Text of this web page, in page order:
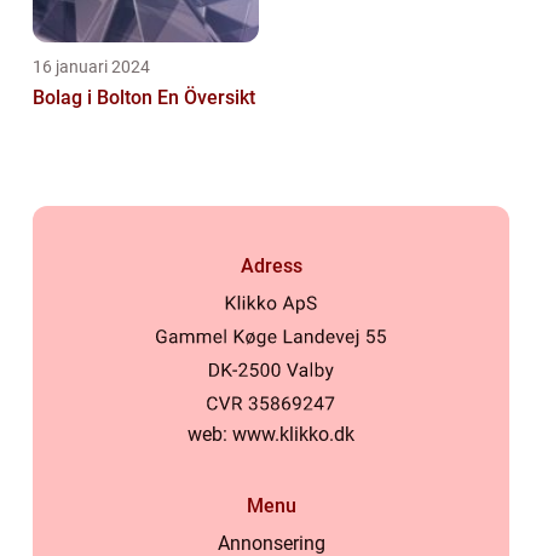
16 januari 2024
Bolag i Bolton En Översikt
Adress
web: www.klikko.dk
Menu
Annonsering